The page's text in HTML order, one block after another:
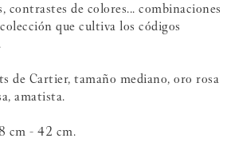
contrastes de colores... combinaciones
que cultiva los códigos
de Cartier, tamaño mediano, oro rosa
amatista.
cm - 42 cm.